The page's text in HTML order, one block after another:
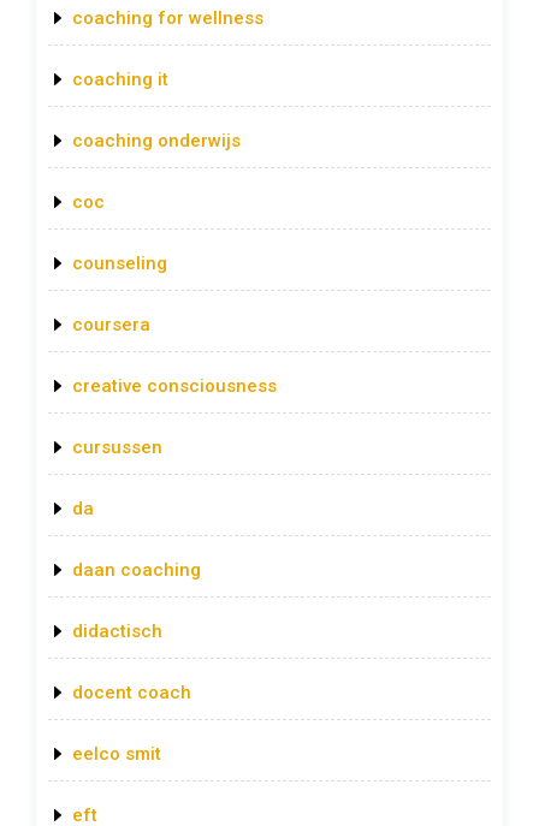
coaching for wellness
coaching it
coaching onderwijs
coc
counseling
coursera
creative consciousness
cursussen
da
daan coaching
didactisch
docent coach
eelco smit
eft